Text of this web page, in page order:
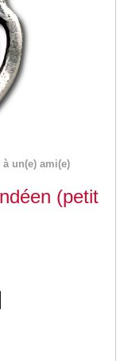
à un(e) ami(e)
(petit